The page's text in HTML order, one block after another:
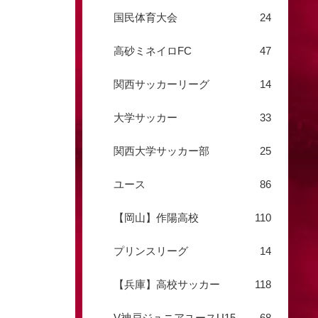
国民体育大会 24
高砂ミネイロFC 47
関西サッカーリーグ 14
大学サッカー 33
関西大学サッカー部 25
ユース 86
【岡山】作陽高校 110
プリンスリーグ 14
【兵庫】高校サッカー 118